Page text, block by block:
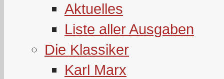
Aktuelles
Liste aller Ausgaben
Die Klassiker
Karl Marx